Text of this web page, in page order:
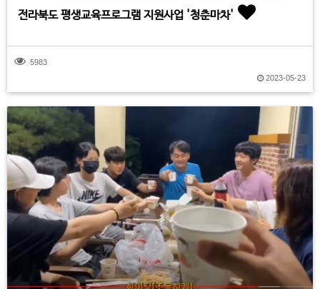
전라북도 평생교육프로그램 지원사업 '청춘마차'
5983
2023-05-23